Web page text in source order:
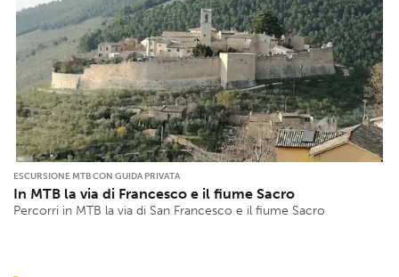
ESCURSIONE MTB CON GUIDA PRIVATA
In MTB la via di Francesco e il fiume Sacro
Percorri in MTB la via di San Francesco e il fiume Sacro